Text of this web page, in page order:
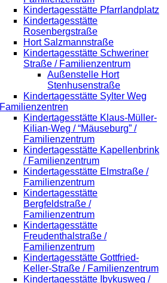
Kindertagesstätte Pfarrlandplatz
Kindertagesstätte
Rosenbergstraße
Hort Salzmannstraße
Kindertagesstätte Schweriner
Straße / Familienzentrum
Außenstelle Hort
Stenhusenstraße
Kindertagesstätte Sylter Weg
Familienzentren
Kindertagesstätte Klaus-Müller-
Kilian-Weg / “Mäuseburg” /
Familienzentrum
Kindertagesstätte Kapellenbrink
/ Familienzentrum
Kindertagesstätte Elmstraße /
Familienzentrum
Kindertagesstätte
Bergfeldstraße /
Familienzentrum
Kindertagesstätte
Freudenthalstraße /
Familienzentrum
Kindertagesstätte Gottfried-
Keller-Straße / Familienzentrum
Kindertagesstätte Ibykusweg /